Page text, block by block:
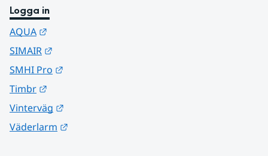
Logga in
AQUA
SIMAIR
SMHI Pro
Timbr
Vinterväg
Väderlarm